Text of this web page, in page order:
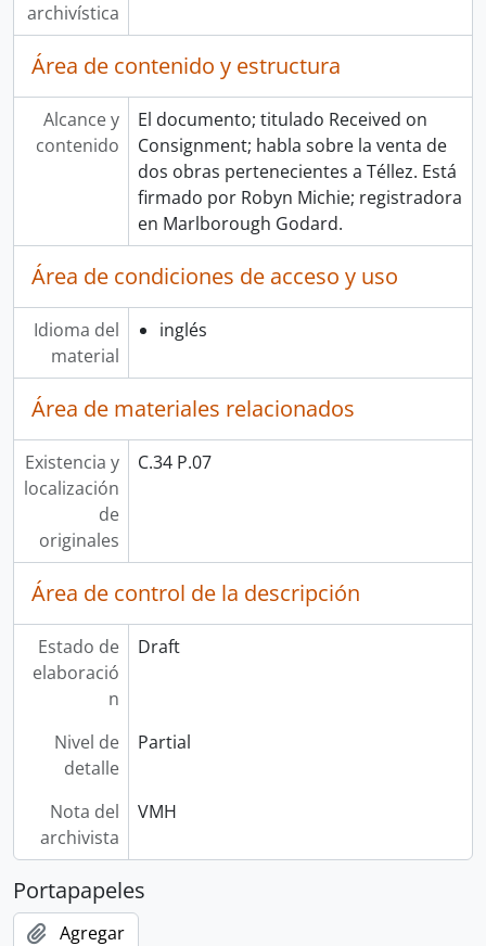
archivística
Área de contenido y estructura
Alcance y
contenido
El documento; titulado Received on
Consignment; habla sobre la venta de
dos obras pertenecientes a Téllez. Está
firmado por Robyn Michie; registradora
en Marlborough Godard.
Área de condiciones de acceso y uso
Idioma del
material
inglés
Área de materiales relacionados
Existencia y
localización
de
originales
C.34 P.07
Área de control de la descripción
Estado de
elaboració
n
Draft
Nivel de
detalle
Partial
Nota del
archivista
VMH
Portapapeles
Agregar